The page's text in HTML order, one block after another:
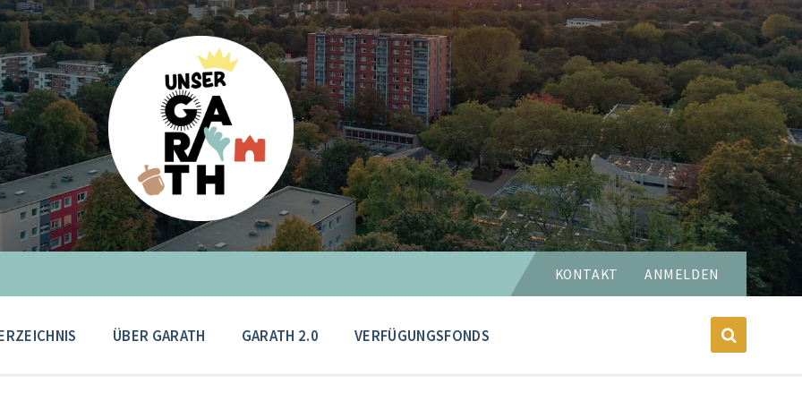
Sprache
wählen:KONTAKT ANMELDEN
ÜBER GARATH GARATH 2.0 VERFÜGUNGSFONDS